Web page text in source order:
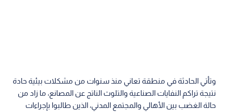
وتأتي الحادثة في منطقة تعاني منذ سنوات من مشكلات بيئية حادة
نتيجة تراكم النفايات الصناعية والتلوث الناتج عن المصانع، ما زاد من
حالة الغضب بين الأهالي والمجتمع المدني، الذين طالبوا بإجراءات